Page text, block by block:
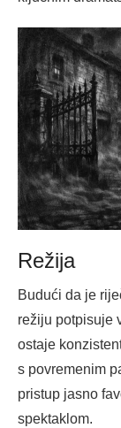
Režija
Budući da je
režiju potpisuje
ostaje
s povremenim
pristup jasno
spektaklom.